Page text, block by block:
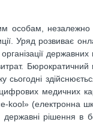
особам,
Уряд
сьогодні
медичних
kool» (електронна
рішення в